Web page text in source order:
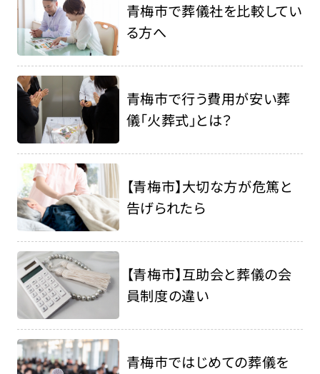
青梅市で葬儀社を比較してい
る方へ
青梅市で行う費用が安い葬
儀「火葬式」とは？
【青梅市】大切な方が危篤と
告げられたら
【青梅市】互助会と葬儀の会
員制度の違い
青梅市ではじめての葬儀を